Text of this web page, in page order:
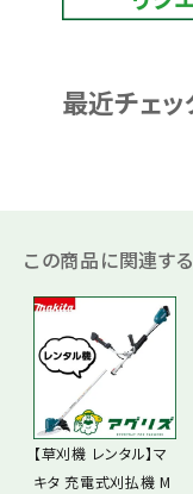
最近チェ
この商品に関連す
【草刈機 レンタル】マ
キタ 充電式刈払機 M